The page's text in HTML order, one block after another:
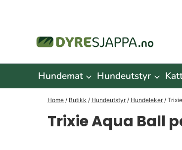
Hundemat Hundeutstyr
Home / Butikk / Hundeutstyr / Hundeleker /
Trixie Aqua Ball